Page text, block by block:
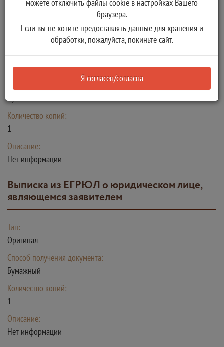
Документ, удостоверяющий личность
Тип:
Копия
Способ получения документа:
Бумажный
Количество копий:
1
Описание:
Нет информации
Выписка из ЕГРЮЛ о юридическом лице,
являющемся заявителем
Тип:
Оригинал
Способ получения документа:
Бумажный
Количество копий:
1
Описание:
Нет информации
можете отключить файлы cookie в настройках Вашего
браузера.
Если вы не хотите предоставлять данные для хранения и
обработки, пожалуйста, покиньте сайт.
Я согласен/согласна